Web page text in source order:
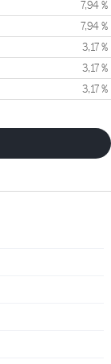
7,94 %
7,94 %
3,17 %
3,17 %
3,17 %